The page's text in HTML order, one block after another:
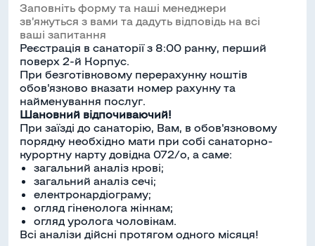
Заповніть форму та наші менеджери
зв’яжуться з вами та дадуть відповідь на всі
ваші запитання
Реєстрація в санаторії з 8:00 ранку, перший
поверх 2-й Корпус.
При безготівковому перерахунку коштів
обов'язково вказати номер рахунку та
найменування послуг.
Шановний відпочиваючий!
При заїзді до санаторію, Вам, в обов'язковому
порядку необхідно мати при собі санаторно-
курортну карту довідка 072/о, а саме:
загальний аналіз крові;
загальний аналіз сечі;
електрокардіограму;
огляд гінеколога жінкам;
огляд уролога чоловікам.
Всі аналізи дійсні протягом одного місяця!